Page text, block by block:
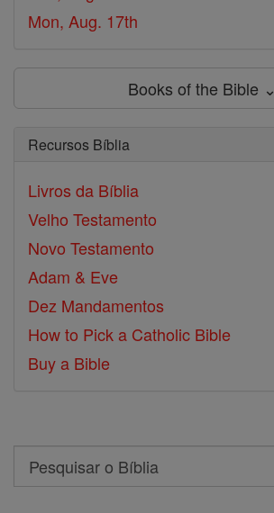
Mon, Aug. 17th
Books of the Bible ⌄
Recursos Bíblia
Livros da Bíblia
Velho Testamento
Novo Testamento
Adam & Eve
Dez Mandamentos
How to Pick a Catholic Bible
Buy a Bible
Search
Pesquisar